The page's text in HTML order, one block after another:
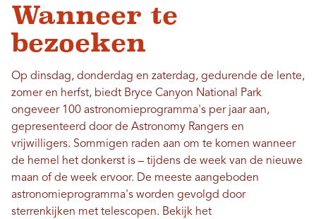
Wanneer te
bezoeken
Op dinsdag, donderdag en zaterdag, gedurende de lente,
zomer en herfst, biedt Bryce Canyon National Park
ongeveer 100 astronomieprogramma's per jaar aan,
gepresenteerd door de Astronomy Rangers en
vrijwilligers. Sommigen raden aan om te komen wanneer
de hemel het donkerst is – tijdens de week van de nieuwe
maan of de week ervoor. De meeste aangeboden
astronomieprogramma's worden gevolgd door
sterrenkijken met telescopen. Bekijk het